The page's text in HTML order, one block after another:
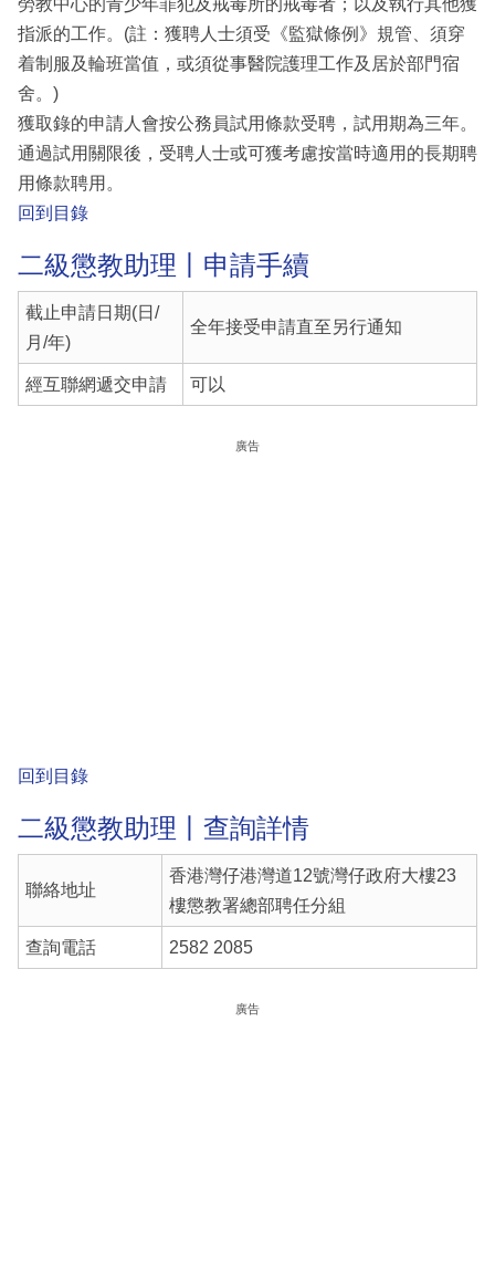
指派的工作。(註：獲聘人士須受《監獄條例》規管、須穿
着制服及輪班當值，或須從事醫院護理工作及居於部門宿
舍。)
獲取錄的申請人會按公務員試用條款受聘，試用期為三年。
通過試用關限後，受聘人士或可獲考慮按當時適用的長期聘
用條款聘用。
回到目錄
二級懲教助理丨申請手續
截止申請日期(日/
月/年)
全年接受申請直至另行通知
經互聯網遞交申請 可以
廣告
回到目錄
二級懲教助理丨查詢詳情
聯絡地址
香港灣仔港灣道12號灣仔政府大樓23
樓懲教署總部聘任分組
查詢電話 2582 2085
廣告